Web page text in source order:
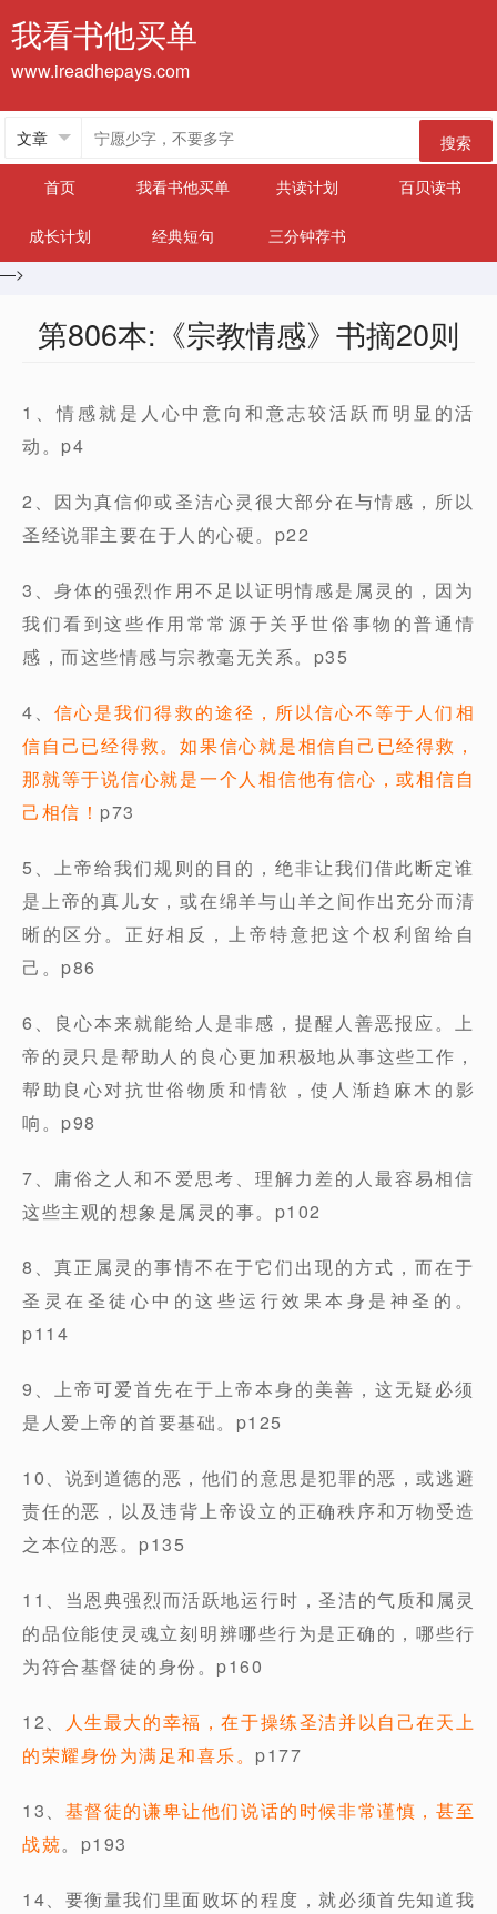
我看书他买单
www.ireadhepays.com
搜索
首页
我看书他买单 共读计划 百贝读书
成长计划 经典短句
三分钟荐书
—>
第806本:《宗教情感》书摘20则
1、情感就是人心中意向和意志较活跃而明显的活
动。p4
2、因为真信仰或圣洁心灵很大部分在与情感，所以
圣经说罪主要在于人的心硬。p22
3、身体的强烈作用不足以证明情感是属灵的，因为
我们看到这些作用常常源于关乎世俗事物的普通情
感，而这些情感与宗教毫无关系。p35
4、信心是我们得救的途径，所以信心不等于人们相
信自己已经得救。如果信心就是相信自己已经得救，
那就等于说信心就是一个人相信他有信心，或相信自
己相信！ p73
5、上帝给我们规则的目的，绝非让我们借此断定谁
是上帝的真儿女，或在绵羊与山羊之间作出充分而清
晰的区分。正好相反，上帝特意把这个权利留给自
己。p86
6、良心本来就能给人是非感，提醒人善恶报应。上
帝的灵只是帮助人的良心更加积极地从事这些工作，
帮助良心对抗世俗物质和情欲，使人渐趋麻木的影
响。p98
7、庸俗之人和不爱思考、理解力差的人最容易相信
这些主观的想象是属灵的事。p102
8、真正属灵的事情不在于它们出现的方式，而在于
圣灵在圣徒心中的这些运行效果本身是神圣的。
p114
9、上帝可爱首先在于上帝本身的美善，这无疑必须
是人爱上帝的首要基础。p125
10、说到道德的恶，他们的意思是犯罪的恶，或逃避
责任的恶，以及违背上帝设立的正确秩序和万物受造
之本位的恶。p135
11、当恩典强烈而活跃地运行时，圣洁的气质和属灵
的品位能使灵魂立刻明辨哪些行为是正确的，哪些行
为符合基督徒的身份。p160
12、
人生最大的幸福，在于操练圣洁并以自己在天上
的荣耀身份为满足和喜乐。 p177
13、 基督徒的谦卑让他们说话的时候非常谨慎，甚至
战兢。p193
14、要衡量我们里面败坏的程度，就必须首先知道我